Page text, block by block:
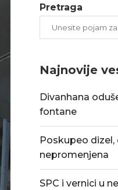
Pretraga
Najnovije
Divanhana
fontane
Poskupeo dizel,
nepromenjena
SPC i vernici u